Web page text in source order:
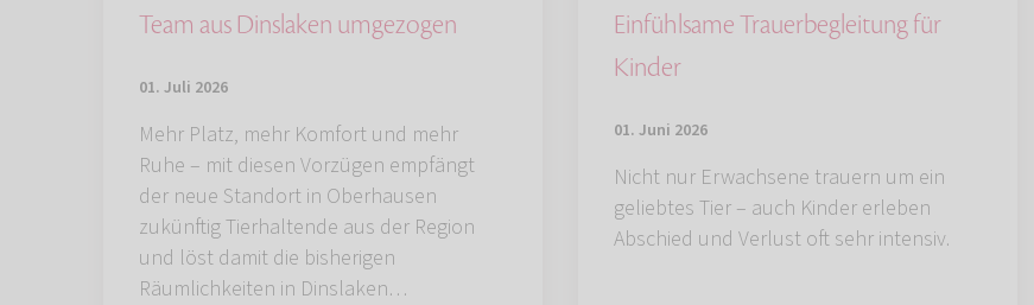
Team aus Dinslaken umgezogen
01. Juli 2026
Mehr Platz, mehr Komfort und mehr
Ruhe – mit diesen Vorzügen empfängt
der neue Standort in Oberhausen
zukünftig Tierhaltende aus der Region
und löst damit die bisherigen
Räumlichkeiten in Dinslaken…
Einfühlsame Trauerbegleitung für
Kinder
01. Juni 2026
Nicht nur Erwachsene trauern um ein
geliebtes Tier – auch Kinder erleben
Abschied und Verlust oft sehr intensiv.